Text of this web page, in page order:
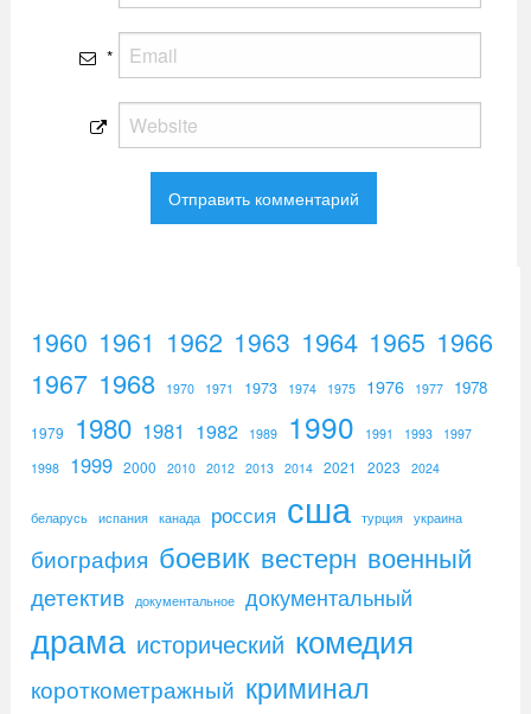
*
1960 1961 1962 1963 1964 1965 1966
1967 1968 1970 1971 1973 1974 1975 1976 1977 1978
1979 1980 1981 1982 1989 1990 1991 1993
1997
1998
1999 2000 2010 2012 2013 2014 2021 2023 2024
беларусь испания канада россия сша турция украина
биография боевик вестерн военный
детектив документальное документальный
драма исторический комедия
короткометражный криминал